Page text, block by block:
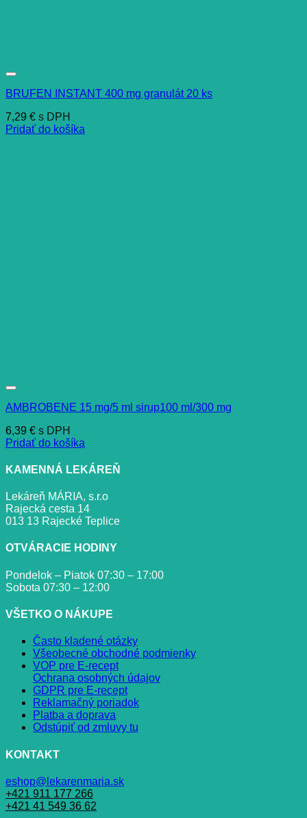
BRUFEN INSTANT 400 mg granulát 20 ks
7,29 € s DPH
Pridať do košíka
AMBROBENE 15 mg/5 ml sirup100 ml/300 mg
6,39 € s DPH
Pridať do košíka
KAMENNÁ LEKÁREŇ
Lekáreň MÁRIA, s.r.o
Rajecká cesta 14
013 13 Rajecké Teplice
OTVÁRACIE HODINY
Pondelok – Piatok 07:30 – 17:00
Sobota 07:30 – 12:00
VŠETKO O NÁKUPE
Často kladené otázky
Všeobecné obchodné podmienky
VOP pre E-recept
Ochrana osobných údajov
GDPR pre E-recept
Reklamačný poriadok
Platba a doprava
Odstúpiť od zmluvy tu
KONTAKT
eshop@lekarenmaria.sk
+421 911 177 266
+421 41 549 36 62